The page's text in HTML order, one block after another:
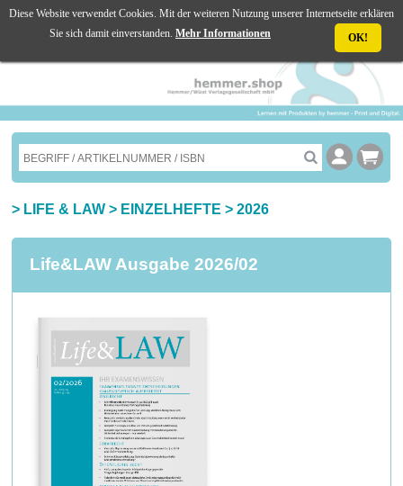
☰ MENU
> LIFE & LAW > EINZELHEFTE >2026
Life&LAW Ausgabe 2026/02
Diese Website verwendet Cookies. Mit der weiteren Nutzung unserer Internetseite erklären
Sie sich damit einverstanden. Mehr Informationen OK!